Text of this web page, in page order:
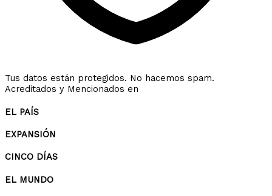
Tus datos están protegidos. No hacemos spam.
Acreditados y Mencionados en
EL PAÍS
EXPANSIÓN
CINCO DÍAS
EL MUNDO